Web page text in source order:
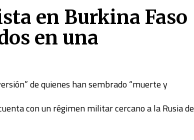
en Burkina Faso
en una
de quienes han sembrado “muerte y
con un régimen militar cercano a la Rusia de